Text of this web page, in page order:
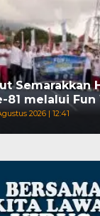
Semarakkan
81 melalui
2026 | 12:41